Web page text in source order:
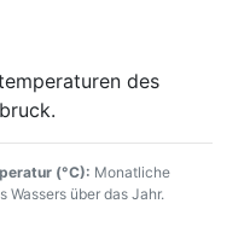
(°C): Monatliche
über das Jahr.